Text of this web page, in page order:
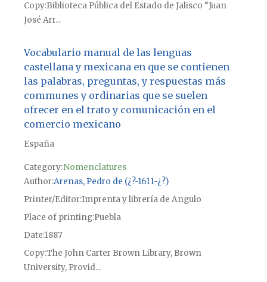
CopyBiblioteca Pública del Estado de Jalisco “Juan
José Arr...
Vocabulario manual de las lenguas
castellana y mexicana en que se contienen
las palabras, preguntas, y respuestas más
communes y ordinarias que se suelen
ofrecer en el trato y comunicación en el
comercio mexicano
España
Category:Nomenclatures
Author Arenas, Pedro de (¿?-1611-¿?)
Printer/Editor Imprenta y librería de Angulo
Place of printingPuebla
Date1887
CopyThe John Carter Brown Library, Brown
University, Provid...